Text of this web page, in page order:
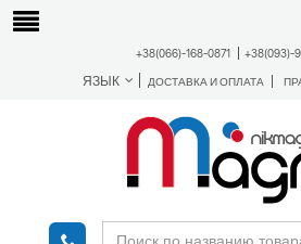
+38(066)-168-0871 +38(093)-
ЯЗЫК ДОСТАВКА И ОПЛАТА